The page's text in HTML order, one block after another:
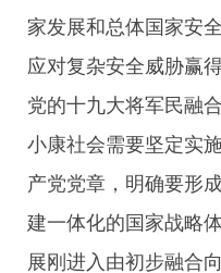
家发展和总体国家安
应对复杂安全威胁赢
党的十九大将军民融
小康社会需要坚定实
产党党章，明确要形
建一体化的国家战略
展刚进入由初步融合